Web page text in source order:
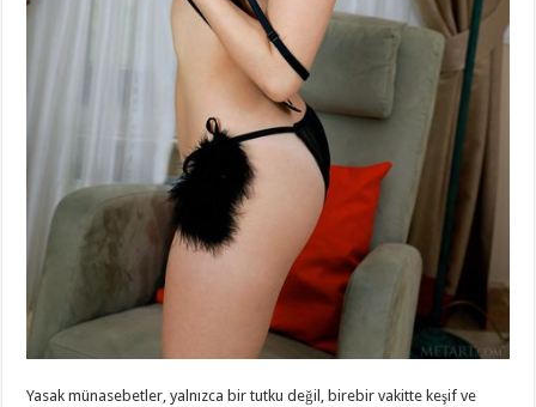
Yasak münasebetler, yalnızca bir tutku değil, birebir vakitte keşif ve